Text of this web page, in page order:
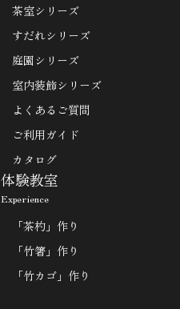
茶室シリーズ
すだれシリーズ
庭園シリーズ
室内装飾シリーズ
よくあるご質問
ご利用ガイド
カタログ
体験教室
Experience
「茶杓」作り
「竹箸」作り
「竹カゴ」作り